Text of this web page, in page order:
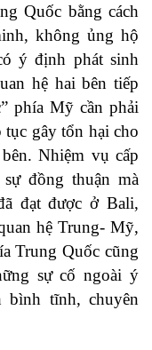
Quốc bằng cách
không ủng hộ
ý định phát sinh
hệ hai bên tiếp
phía Mỹ cần phải
tục gây tổn hại cho
Nhiệm vụ cấp
đồng thuận mà
đạt được ở Bali,
hệ Trung- Mỹ,
Trung Quốc cũng
sự cố ngoài ý
bình tĩnh, chuyên